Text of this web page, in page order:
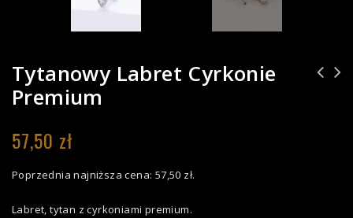
Tytanowy Labret Cyrkonie
Premium
57,50 zł
Poprzednia najniższa cena: 57,50 zł.
Labret, tytan z cyrkoniami premium.